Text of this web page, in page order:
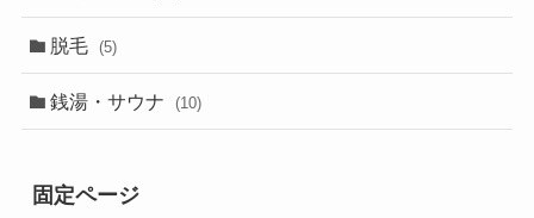
脱毛 (5)
銭湯・サウナ (10)
固定ページ